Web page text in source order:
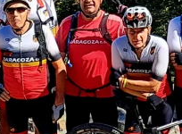
Hazte Socio
Pasarela de Pago